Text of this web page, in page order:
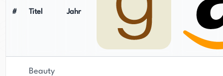
# Titel Jahr
Beauty